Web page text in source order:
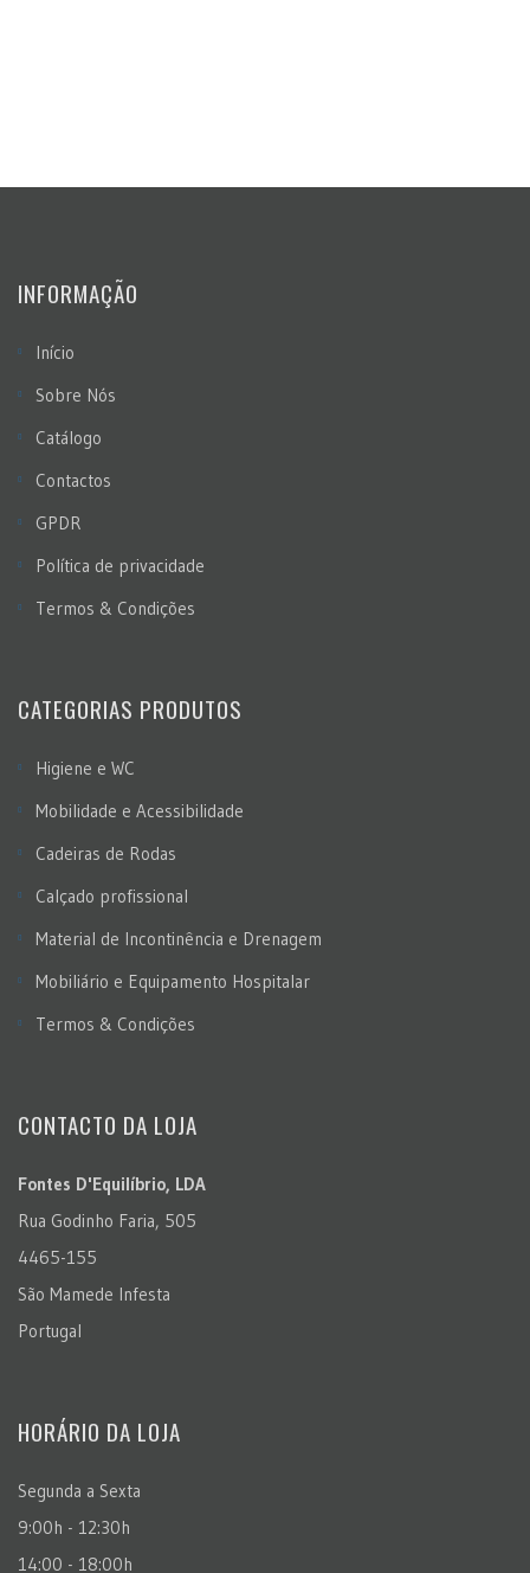
INFORMAÇÃO
Início
Sobre Nós
Catálogo
Contactos
GPDR
Política de privacidade
Termos & Condições
CATEGORIAS PRODUTOS
Higiene e WC
Mobilidade e Acessibilidade
Cadeiras de Rodas
Calçado profissional
Material de Incontinência e Drenagem
Mobiliário e Equipamento Hospitalar
Termos & Condições
CONTACTO DA LOJA
Fontes D'Equilíbrio, LDA
Rua Godinho Faria, 505
4465-155
São Mamede Infesta
Portugal
HORÁRIO DA LOJA
Segunda a Sexta
9:00h - 12:30h
14:00 - 18:00h